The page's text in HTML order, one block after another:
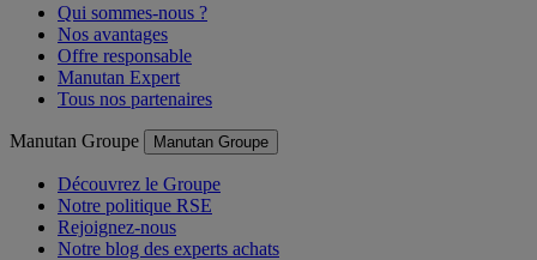
Qui sommes-nous ?
Nos avantages
Offre responsable
Manutan Expert
Tous nos partenaires
Manutan Groupe Manutan Groupe
Découvrez le Groupe
Notre politique RSE
Rejoignez-nous
Notre blog des experts achats